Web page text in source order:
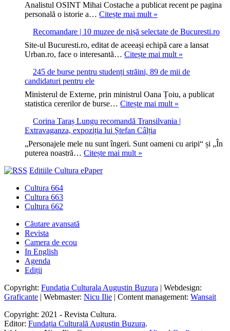
Germania
Analistul OSINT Mihai Costache a publicat recent pe pagina
personală o istorie a… Citește mai mult »
o
sinteză
a
puterii
lui
Putin,
la
anii
KGB
războiul
Recomandare | 10 muzee de nișă selectate de Bucuresti.ro
Site-ul Bucuresti.ro, editat de aceeași echipă care a lansat
Urban.ro, face o interesantă… Citește mai mult »
10
nișă
245 de burse pentru studenți străini, 89 de mii de
candidaturi pentru ele
Ministerul de Externe, prin ministrul Oana Țoiu, a publicat
statistica cererilor de burse… Citește mai mult »
studenți
străini,
Corina Taraș Lungu recomandă Transilvania |
Extravaganza, expoziția lui Ștefan Câlția
„Personajele mele nu sunt îngeri. Sunt oameni cu aripi“ și „În
puterea noastră… Citește mai mult »
Editiile Cultura ePaper
Cultura 664
Cultura 663
Cultura 662
Căutare avansată
Revista
Camera de ecou
In English
Agenda
Ediții
Copyright: Fundatia Culturala Augustin Buzura | Webdesign:
Graficante | Webmaster: Nicu Ilie | Content management: Wansait
Copyright: 2021 - Revista Cultura.
Editor: Fundația Culturală Augustin Buzura.